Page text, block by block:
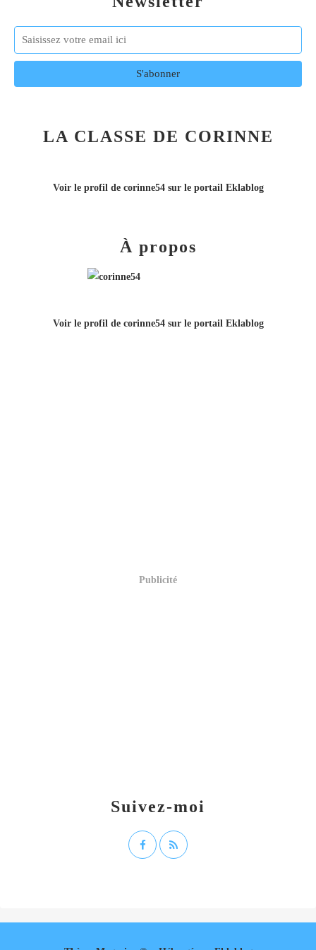
LA CLASSE DE CORINNE
Voir le profil de corinne54sur le portail Eklablog
Suivez-moi
À propos
Voir le profil de corinne54sur le portail Eklablog
Publicité